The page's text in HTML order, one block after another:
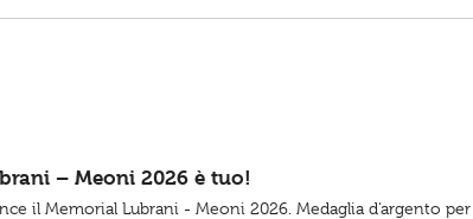
– Meoni 2026 è tuo!
il Memorial Lubrani - Meoni 2026. Medaglia d'argento